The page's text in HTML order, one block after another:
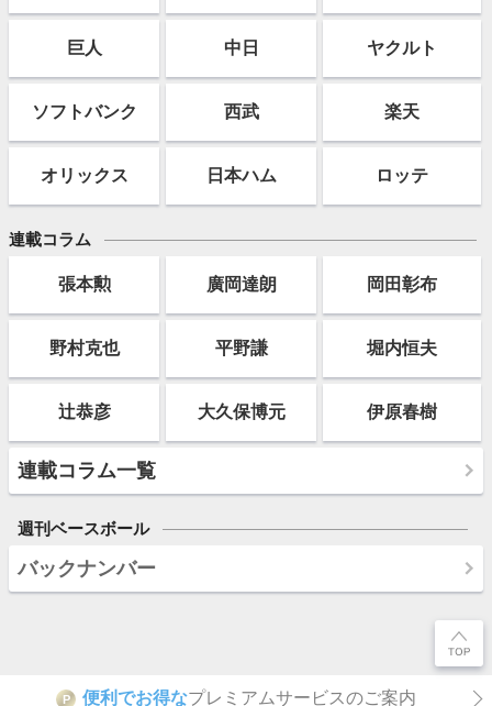
巨人 中日 ヤクルト
ソフトバンク 西武 楽天
オリックス 日本ハム ロッテ
連載コラム
張本勲 廣岡達朗 岡田彰布
野村克也 平野謙 堀内恒夫
辻恭彦 大久保博元 伊原春樹
連載コラム一覧
週刊ベースボール
バックナンバー
P 便利でお得なプレミアムサービスのご案内